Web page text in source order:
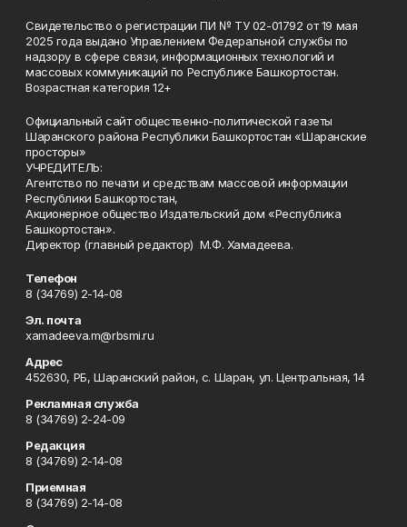
Свидетельство о регистрации ПИ № ТУ 02-01792 от 19 мая
2025 года выдано Управлением Федеральной службы по
надзору в сфере связи, информационных технологий и
массовых коммуникаций по Республике Башкортостан.
Возрастная категория 12+
Официальный сайт общественно-политической газеты
Шаранского района Республики Башкортостан «Шаранские
просторы»
УЧРЕДИТЕЛЬ:
Агентство по печати и средствам массовой информации
Республики Башкортостан,
Акционерное общество Издательский дом «Республика
Башкортостан».
Директор (главный редактор) М.Ф. Хамадеева.
Телефон
8 (34769) 2-14-08
Эл. почта
xamadeeva.m@rbsmi.ru
Адрес
452630, РБ, Шаранский район, с. Шаран, ул. Центральная, 14
Рекламная служба
8 (34769) 2-24-09
Редакция
8 (34769) 2-14-08
Приемная
8 (34769) 2-14-08